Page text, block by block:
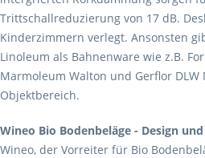
Trittschallreduzierung von 17 dB.
Kinderzimmern verlegt. Ansonsten
Linoleum als Bahnenware wie z.B.
Marmoleum Walton und Gerflor
Objektbereich.
Wineo Bio Bodenbeläge - Design
Wineo, der Vorreiter für Bio